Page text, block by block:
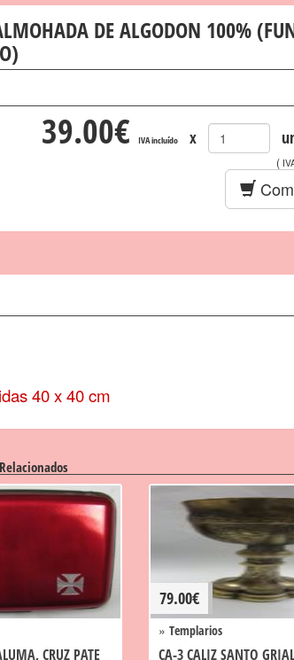
DE ALGODON 100%
39.00€ IVA incluído x
(
40 x 40 cm
CRUZ PATE
79.00€
» Templarios
CA-3 CALIZ SANTO GRIAL